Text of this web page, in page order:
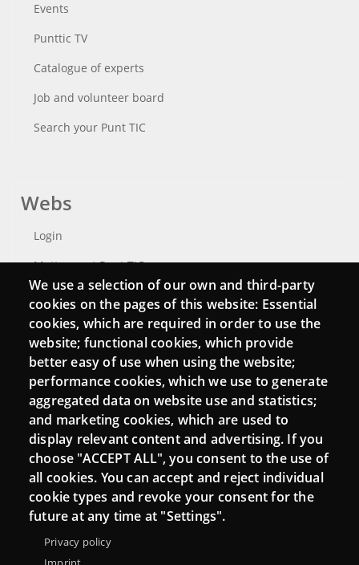
Events
Punttic TV
Catalogue of experts
Job and volunteer board
Search your Punt TIC
Webs
Login
Mattermost Punt TIC
Moodle CampusLab
Connect
Contact
Newsletters
We use a selection of our own and third-party
cookies on the pages of this website: Essential
cookies, which are required in order to use the
website; functional cookies, which provide
better easy of use when using the website;
performance cookies, which we use to generate
aggregated data on website use and statistics;
and marketing cookies, which are used to
display relevant content and advertising. If you
choose "ACCEPT ALL", you consent to the use of
all cookies. You can accept and reject individual
cookie types and revoke your consent for the
future at any time at "Settings".
Privacy policy